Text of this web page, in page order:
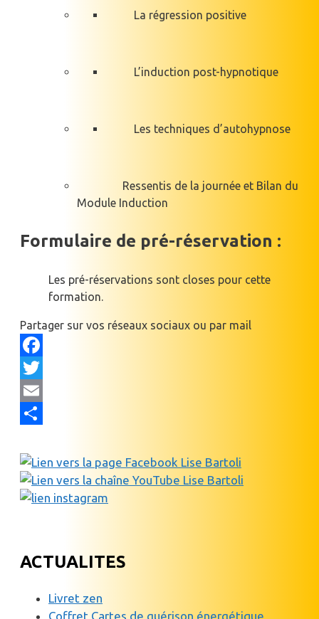
La régression positive
L’induction post-hypnotique
Les techniques d’autohypnose
Ressentis de la journée et Bilan du
Module Induction
Formulaire de pré-réservation :
Les pré-réservations sont closes pour cette
formation.
Partager sur vos réseaux sociaux ou par mail
Facebook
Twitter
Email
ACTUALITES
Livret zen
Coffret Cartes de guérison énergétique